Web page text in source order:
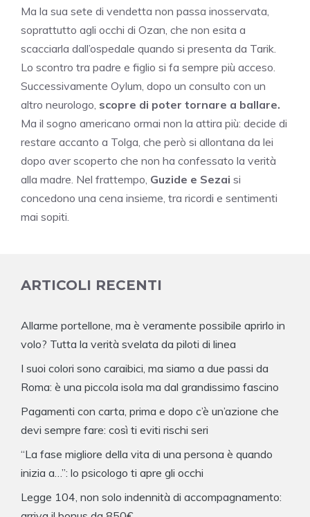
Ma la sua sete di vendetta non passa inosservata,
soprattutto agli occhi di Ozan, che non esita a
scacciarla dall’ospedale quando si presenta da Tarik.
Lo scontro tra padre e figlio si fa sempre più acceso.
Successivamente Oylum, dopo un consulto con un
altro neurologo, scopre di poter tornare a ballare.
Ma il sogno americano ormai non la attira più: decide di
restare accanto a Tolga, che però si allontana da lei
dopo aver scoperto che non ha confessato la verità
alla madre. Nel frattempo, Guzide e Sezai si
concedono una cena insieme, tra ricordi e sentimenti
mai sopiti.
ARTICOLI RECENTI
Allarme portellone, ma è veramente possibile aprirlo in
volo? Tutta la verità svelata da piloti di linea
I suoi colori sono caraibici, ma siamo a due passi da
Roma: è una piccola isola ma dal grandissimo fascino
Pagamenti con carta, prima e dopo c’è un’azione che
devi sempre fare: così ti eviti rischi seri
“La fase migliore della vita di una persona è quando
inizia a…”: lo psicologo ti apre gli occhi
Legge 104, non solo indennità di accompagnamento: